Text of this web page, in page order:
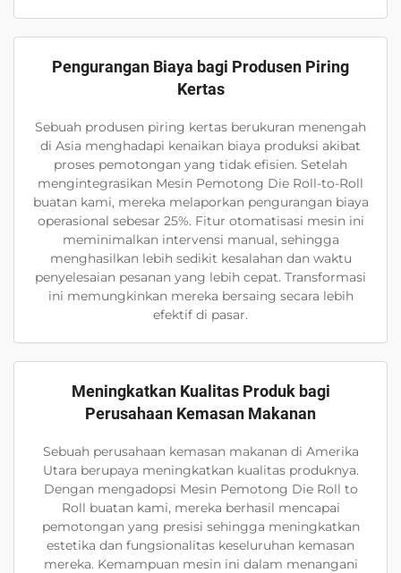
Pengurangan Biaya bagi Produsen Piring
Kertas
Sebuah produsen piring kertas berukuran menengah
di Asia menghadapi kenaikan biaya produksi akibat
proses pemotongan yang tidak efisien. Setelah
mengintegrasikan Mesin Pemotong Die Roll-to-Roll
buatan kami, mereka melaporkan pengurangan biaya
operasional sebesar 25%. Fitur otomatisasi mesin ini
meminimalkan intervensi manual, sehingga
menghasilkan lebih sedikit kesalahan dan waktu
penyelesaian pesanan yang lebih cepat. Transformasi
ini memungkinkan mereka bersaing secara lebih
efektif di pasar.
Meningkatkan Kualitas Produk bagi
Perusahaan Kemasan Makanan
Sebuah perusahaan kemasan makanan di Amerika
Utara berupaya meningkatkan kualitas produknya.
Dengan mengadopsi Mesin Pemotong Die Roll to
Roll buatan kami, mereka berhasil mencapai
pemotongan yang presisi sehingga meningkatkan
estetika dan fungsionalitas keseluruhan kemasan
mereka. Kemampuan mesin ini dalam menangani